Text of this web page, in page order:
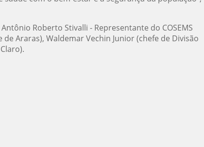
Roberto Stivalli - Representante do COSEMS
Araras), Waldemar Vechin Junior (chefe de Divisão